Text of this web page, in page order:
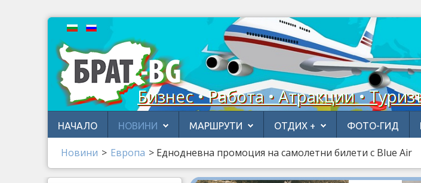
Бизнес • Работа • Атракции •
НАЧАЛО НОВИНИ МАРШРУТИ ОТДИХ + ФОТО-ГИД
Новини > Европа > Еднодневна промоция на самолетни билети с Blue Air